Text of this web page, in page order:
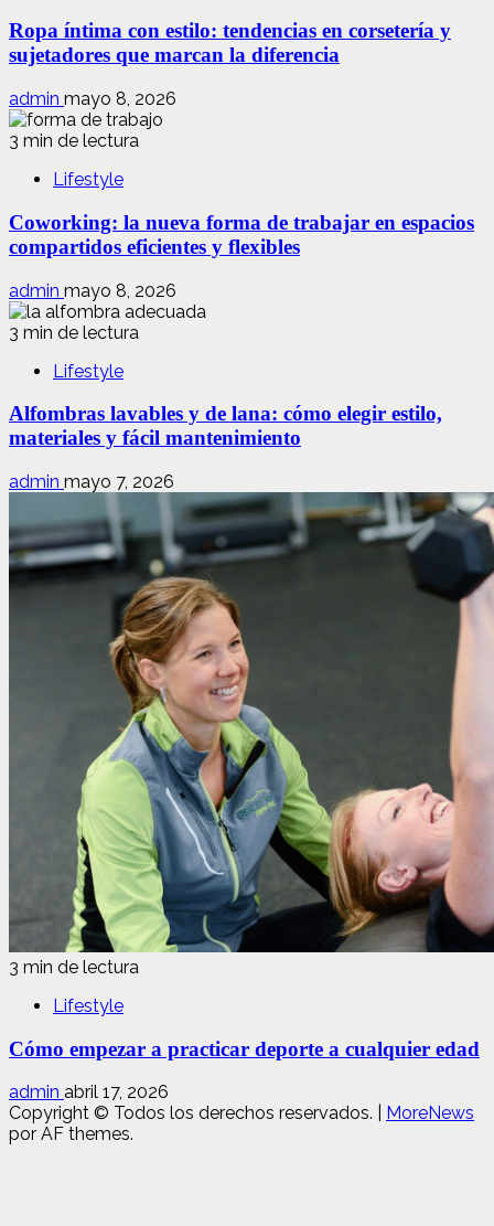
Ropa íntima con estilo: tendencias en corsetería y
sujetadores que marcan la diferencia
admin mayo 8, 2026
3 min de lectura
Lifestyle
Coworking: la nueva forma de trabajar en espacios
compartidos eficientes y flexibles
admin mayo 8, 2026
3 min de lectura
Lifestyle
Alfombras lavables y de lana: cómo elegir estilo,
materiales y fácil mantenimiento
admin mayo 7, 2026
3 min de lectura
Lifestyle
Cómo empezar a practicar deporte a cualquier edad
admin abril 17, 2026
Copyright © Todos los derechos reservados.
MoreNews
por AF themes.